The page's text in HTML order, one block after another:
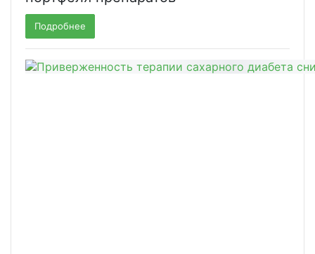
Подробнее